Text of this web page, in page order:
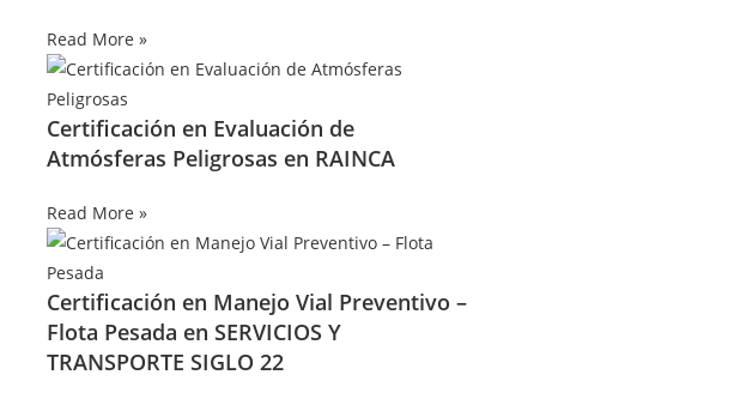
Read More »
Certificación en Evaluación de
Atmósferas Peligrosas en RAINCA
Read More »
Certificación en Manejo Vial Preventivo –
Flota Pesada en SERVICIOS Y
TRANSPORTE SIGLO 22